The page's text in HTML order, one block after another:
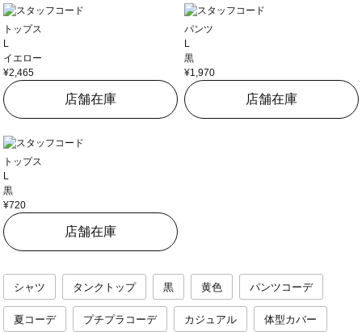
トップス
L
イエロー
¥2,465
店舗在庫
パンツ
L
黒
¥1,970
店舗在庫
トップス
L
黒
¥720
店舗在庫
シャツ タンクトップ 黒 黄色 パンツコーデ
夏コーデ プチプラコーデ カジュアル 体型カバー